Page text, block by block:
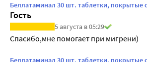
Беллатаминал 30 шт. таблетки, покрытые
Гость
5 августа в 05:29
Спасибо,мне помогает при мигрени)